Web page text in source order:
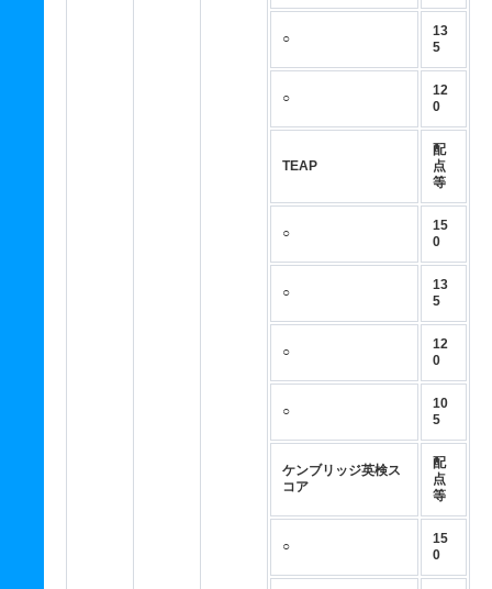
○
13
5
○
12
0
TEAP
配
点
等
○
15
0
○
13
5
○
12
0
○
10
5
ケンブリッジ英検ス
コア
配
点
等
○
15
0